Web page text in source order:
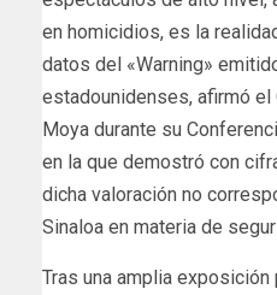
en homicidios, es la
datos del «Warning»
estadounidenses, afirmó el
Moya durante su
en la que demostró con
dicha valoración no
Sinaloa en materia de
Tras una amplia